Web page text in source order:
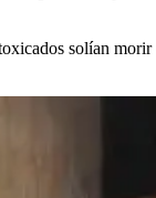
solían